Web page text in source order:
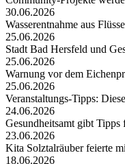
30.06.2026
Wasserentnahme aus
25.06.2026
Stadt Bad Hersfeld und
25.06.2026
Warnung vor dem
25.06.2026
Veranstaltungs-Tipps:
24.06.2026
Gesundheitsamt gibt
23.06.2026
Kita Solztalräuber feierte
18.06.2026